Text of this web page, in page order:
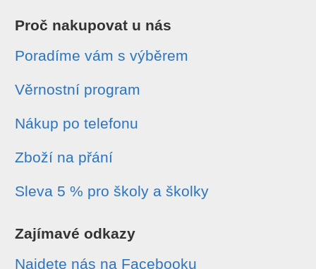
Proč nakupovat u nás
Poradíme vám s výběrem
Věrnostní program
Nákup po telefonu
Zboží na přání
Sleva 5 % pro školy a školky
Zajímavé odkazy
Najdete nás na Facebooku